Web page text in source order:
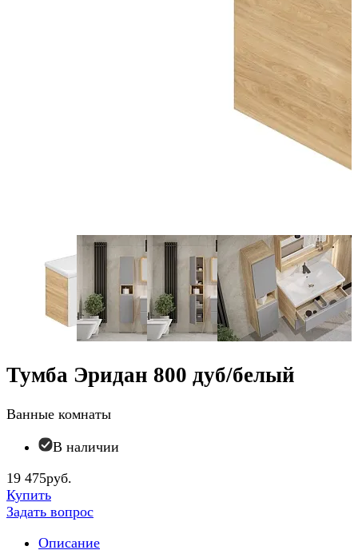
Тумба Эридан 800 дуб/белый
Ванные комнаты
В наличии
19 475руб.
Купить
Задать вопрос
Описание